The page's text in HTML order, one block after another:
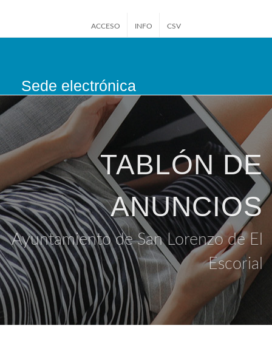
ACCESO INFO CSV
Sede electrónica
San Lorenzo de El
Escorial
TABLÓN DE
ANUNCIOS
Ayuntamiento de San Lorenzo de El
Escorial